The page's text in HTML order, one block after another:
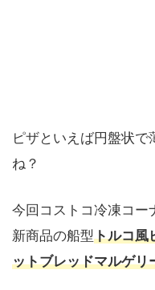
ピザといえば円盤状で
ね？
今回コストコ冷凍コー
新商品の船型トルコ風
ットブレッドマルゲリ